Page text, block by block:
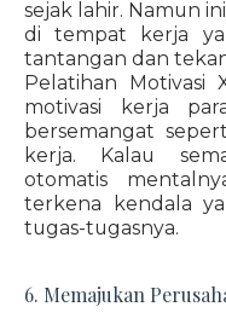
sejak lahir. Namun
di tempat kerja
tantangan dan
Pelatihan Motivasi
motivasi kerja
bersemangat
kerja. Kalau
otomatis
terkena kendala
tugas-tugasnya.
6. Memajukan